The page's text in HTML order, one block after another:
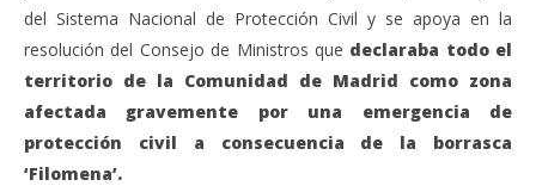
Admin
del Sistema Nacional de Protección Civil y se apoya en la
resolución del Consejo de Ministros que declaraba todo el
territorio de la Comunidad de Madrid como zona
afectada gravemente por una emergencia de
protección civil a consecuencia de la borrasca
‘Filomena’.